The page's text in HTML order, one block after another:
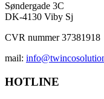
Søndergade 3C
DK-4130 Viby Sj
CVR nummer 37381918
mail:
HOTLINE